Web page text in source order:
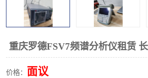
重庆罗德FSV7频谱分析仪租赁
价格： 面议
阻抗分析仪 LCR电
频率计 无线
静电计